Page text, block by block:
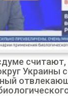
считают,
Украины